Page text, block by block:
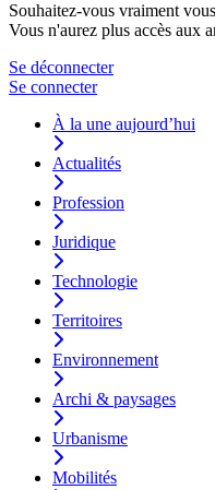
Souhaitez-vous vraiment
Vous n'aurez plus accès aux
Se déconnecter
Se connecter
À la une aujourd’hui
Actualités
Profession
Juridique
Technologie
Territoires
Environnement
Archi & paysages
Urbanisme
Mobilités